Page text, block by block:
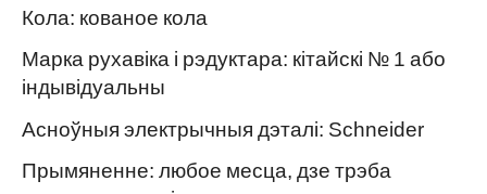
Кола: кованое кола
Марка рухавіка і рэдуктара: кітайскі № 1 або
індывідуальны
Асноўныя электрычныя дэталі: Schneider
Прымяненне: любое месца, дзе трэба